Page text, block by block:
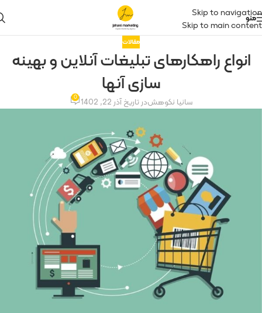
Skip to navigation
Skip to main content
منو
مقالات
انواع راهکارهای تبلیغات آنلاین و بهینه
سازی آنها
سانیا نکوهشدر تاریخ آذر 22, 1402 0